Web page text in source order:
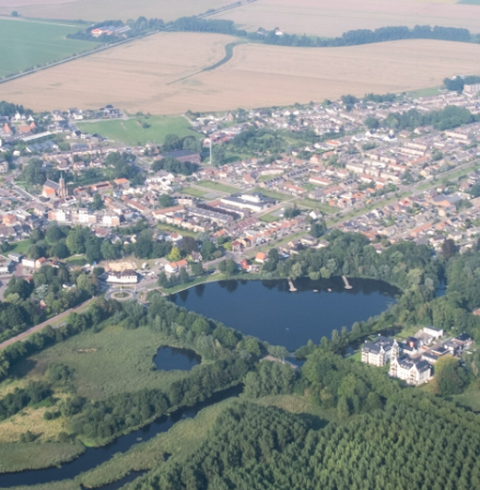
NOG MEER IN AXEL
NIEUWS & EVENEMENTEN
FOTOALBUM
PRAKTISCH